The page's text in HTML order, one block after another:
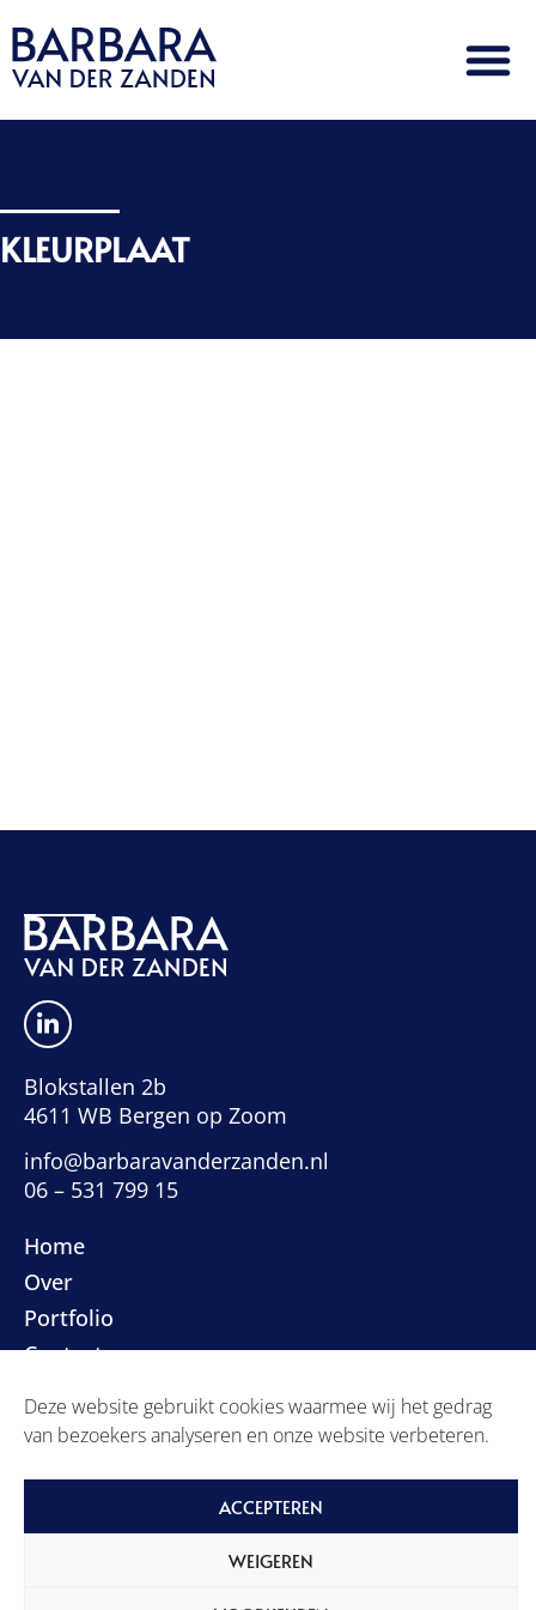
Deze website gebruikt cookies waarmee wij het gedrag
van bezoekers analyseren en onze website verbeteren.
ACCEPTEREN
WEIGEREN
KLEURPLAAT
Blokstallen 2b
4611 WB Bergen op Zoom
info@barbaravanderzanden.nl
06 – 531 799 15
Home
Over
Portfolio
Contact
Privacyverklaring
Algemene voorwaarden